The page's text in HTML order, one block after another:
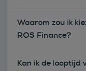
Waarom zou ik
ROS Finance?
Kan ik de looptijd